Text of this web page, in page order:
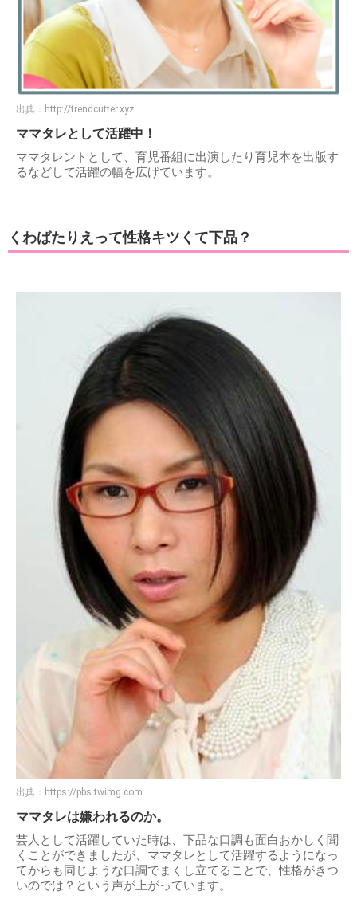
出典： http://trendcutter.xyz
ママタレとして活躍中！
ママタレントとして、育児番組に出演したり育児本を出版す
るなどして活躍の幅を広げています。
くわばたりえって性格キツくて下品？
出典： https://pbs.twimg.com
ママタレは嫌われるのか。
芸人として活躍していた時は、下品な口調も面白おかしく聞
くことができましたが、ママタレとして活躍するようになっ
てからも同じような口調でまくし立てることで、性格がきつ
いのでは？という声が上がっています。